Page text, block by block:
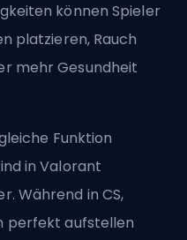
können Spieler
platzieren, Rauch
mehr Gesundheit
Funktion
in Valorant
Während in CS,
perfekt aufstellen